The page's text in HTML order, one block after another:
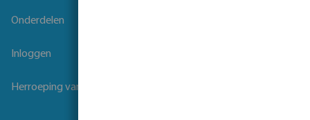
Onderdelen
Inloggen
Herroeping van overeenkomst